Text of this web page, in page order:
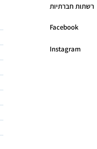
רשתות חברתיות
Facebook
Instagram